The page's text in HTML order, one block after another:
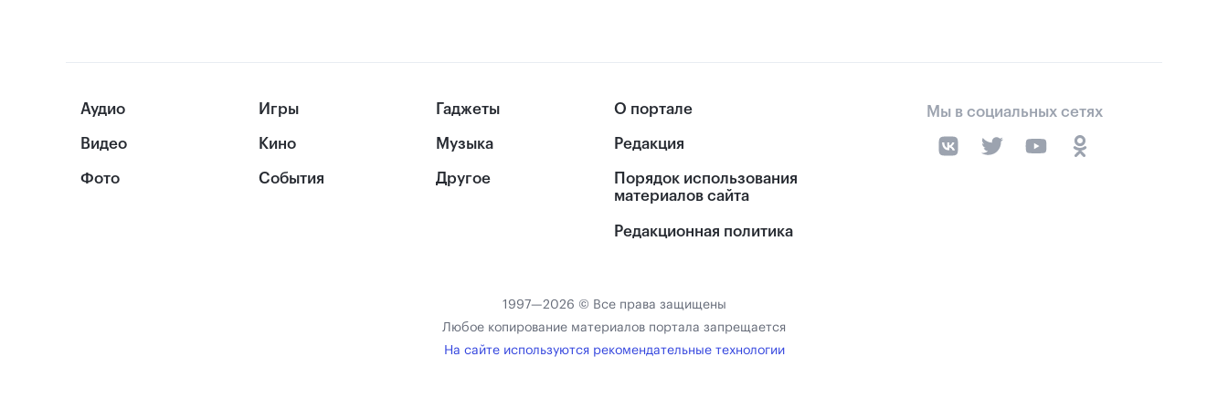
Аудио
Видео
Фото
Игры
Кино
События
Гаджеты
Музыка
Другое
О портале
Редакция
Порядок использования
материалов сайта
Редакционная политика
Мы в социальных сетях
1997—2026 © Все права защищены
Любое копирование материалов портала запрещается
На сайте используются рекомендательные технологии